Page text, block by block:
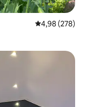
Середня
4,98 (278)